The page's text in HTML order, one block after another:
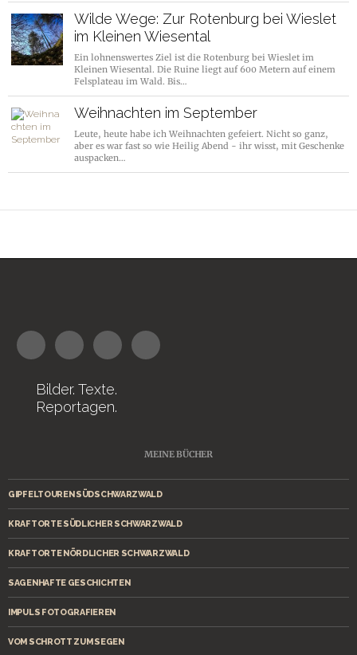
Wilde Wege: Zur Rotenburg bei Wieslet
im Kleinen Wiesental
Ein lohnenswertes Ziel ist die Rotenburg bei Wieslet im
Kleinen Wiesental. Die Ruine liegt auf 600 Metern auf einem
Felsplateau im Wald. Bis…
Weihnachten im September
Leute, heute habe ich Weihnachten gefeiert. Nicht so ganz,
aber es war fast so wie Heilig Abend - ihr wisst, mit Geschenke
auspacken…
Bilder. Texte.
Reportagen.
MEINE BÜCHER
GIPFELTOUREN SÜDSCHWARZWALD
KRAFTORTE SÜDLICHER SCHWARZWALD
KRAFTORTE NÖRDLICHER SCHWARZWALD
SAGENHAFTE GESCHICHTEN
IMPULS FOTOGRAFIEREN
VOM SCHROTT ZUM SEGEN